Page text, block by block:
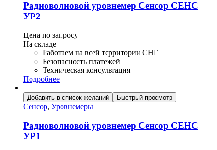
Радиоволновой уровнемер Сенсор СЕНС
УР2
Цена по запросу
На складе
Работаем на всей территории СНГ
Безопасность платежей
Техническая консультация
Подробнее
Добавить в список желаний Быстрый просмотр
Сенсор, Уровнемеры
Радиоволновой уровнемер Сенсор СЕНС
УР1